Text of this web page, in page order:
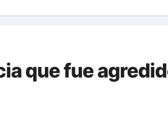
que fue